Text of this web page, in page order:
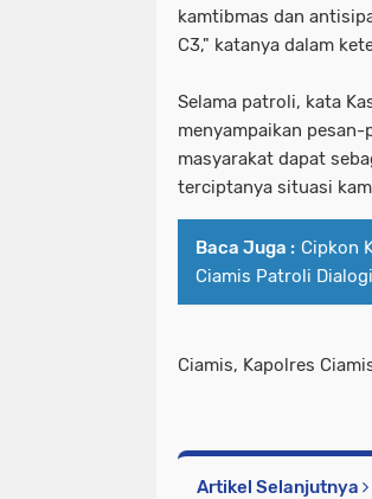
kamtibmas dan
C3," katanya dalam
Selama patroli, kata
menyampaikan
masyarakat dapat
terciptanya situasi
Baca Juga : Cipkon
Ciamis Patroli
Ciamis, Kapolres
Artikel Selanjutnya